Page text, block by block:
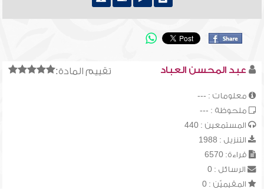
تقييم المادة: عبد المحسن العباد
معلومات : ---
ملحوظة : ---
المستمعين : 440
التنزيل : 1988
قراءة: 6570
الرسائل : 0
المقيميّن : 0